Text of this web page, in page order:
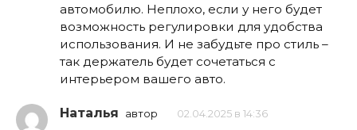
автомобилю. Неплохо, если у него будет
возможность регулировки для удобства
использования. И не забудьте про стиль –
так держатель будет сочетаться с
интерьером вашего авто.
Наталья автор 02.04.2025 в 14:36